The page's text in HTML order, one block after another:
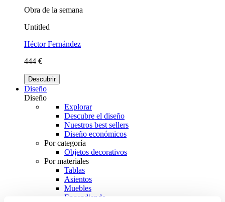
Obra de la semana
Untitled
Héctor Fernández
444 €
Descubrir
Diseño
Diseño
Explorar
Descubre el diseño
Nuestros best sellers
Diseño económicos
Por categoría
Objetos decorativos
Por materiales
Tablas
Asientos
Muebles
Encendiendo